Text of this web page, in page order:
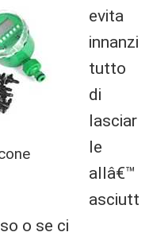
evita
innanzi
tutto
di
lasciar
le
allâ€™
asciutt
o se ci